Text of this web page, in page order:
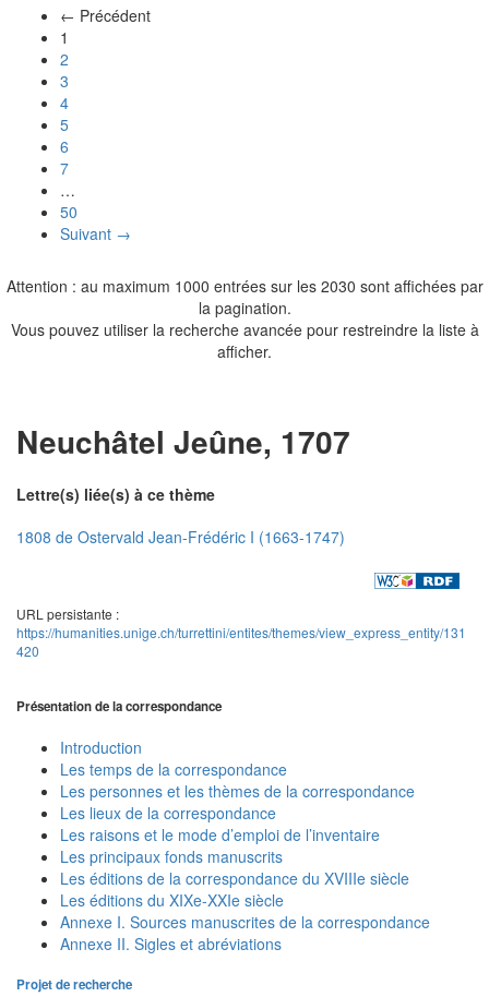
← Précédent
1
2
3
4
5
6
7
…
50
Suivant →
Attention : au maximum 1000 entrées sur les 2030 sont affichées par
la pagination.
Vous pouvez utiliser la recherche avancée pour restreindre la liste à
afficher.
Neuchâtel Jeûne, 1707
Lettre(s) liée(s) à ce thème
1808 de Ostervald Jean-Frédéric I (1663-1747)
URL persistante :
https://humanities.unige.ch/turrettini/entites/themes/view_express_entity/131
420
Présentation de la correspondance
Introduction
Les temps de la correspondance
Les personnes et les thèmes de la correspondance
Les lieux de la correspondance
Les raisons et le mode d’emploi de l’inventaire
Les principaux fonds manuscrits
Les éditions de la correspondance du XVIIIe siècle
Les éditions du XIXe-XXIe siècle
Annexe I. Sources manuscrites de la correspondance
Annexe II. Sigles et abréviations
Projet de recherche